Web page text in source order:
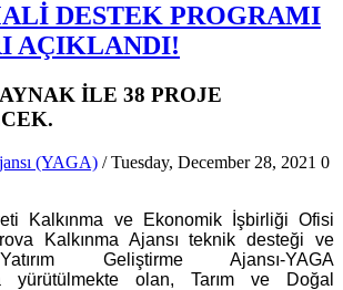
DESTEK PROGRAMI
AÇIKLANDI!
İLE 38 PROJE
(YAGA) / Tuesday, December 28, 2021 0
Kalkınma ve Ekonomik İşbirliği Ofisi
Kalkınma Ajansı teknik desteği ve
Geliştirme Ajansı-YAGA
yürütülmekte olan, Tarım ve Doğal